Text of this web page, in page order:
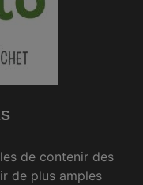
de contenir des
de plus amples